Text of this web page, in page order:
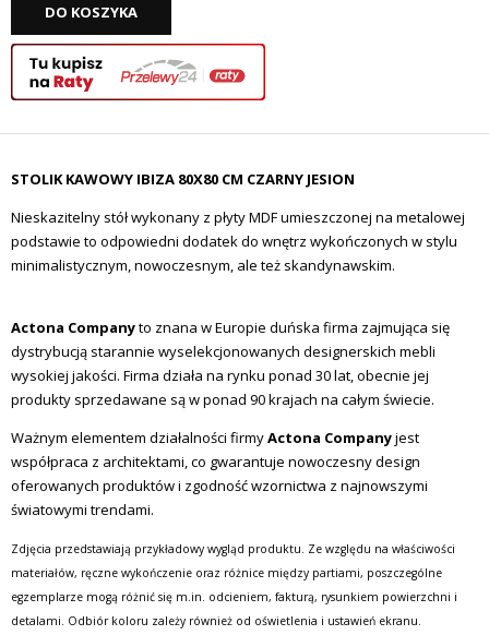
DO KOSZYKA
STOLIK KAWOWY IBIZA 80X80 CM CZARNY JESION
Nieskazitelny stół wykonany z płyty MDF umieszczonej na metalowej
podstawie to odpowiedni dodatek do wnętrz wykończonych w stylu
minimalistycznym, nowoczesnym, ale też skandynawskim.
Actona Companyto znana w Europie duńska firma zajmująca się
dystrybucją starannie wyselekcjonowanych designerskich mebli
wysokiej jakości. Firma działa na rynku ponad 30 lat, obecnie jej
produkty sprzedawane są w ponad 90 krajach na całym świecie.
Ważnym elementem działalności firmyActona Companyjest
współpraca z architektami, co gwarantuje nowoczesny design
oferowanych produktów i zgodność wzornictwa z najnowszymi
światowymi trendami.
Zdjęcia przedstawiają przykładowy wygląd produktu. Ze względu na właściwości
materiałów, ręczne wykończenie oraz różnice między partiami, poszczególne
egzemplarze mogą różnić się m.in. odcieniem, fakturą, rysunkiem powierzchni i
detalami. Odbiór koloru zależy również od oświetlenia i ustawień ekranu.